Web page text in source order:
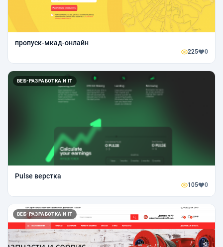
пропуск-мкад-онлайн
225 0
ВЕБ-РАЗРАБОТКА И IT
Pulse верстка
105 0
ВЕБ-РАЗРАБОТКА И IT